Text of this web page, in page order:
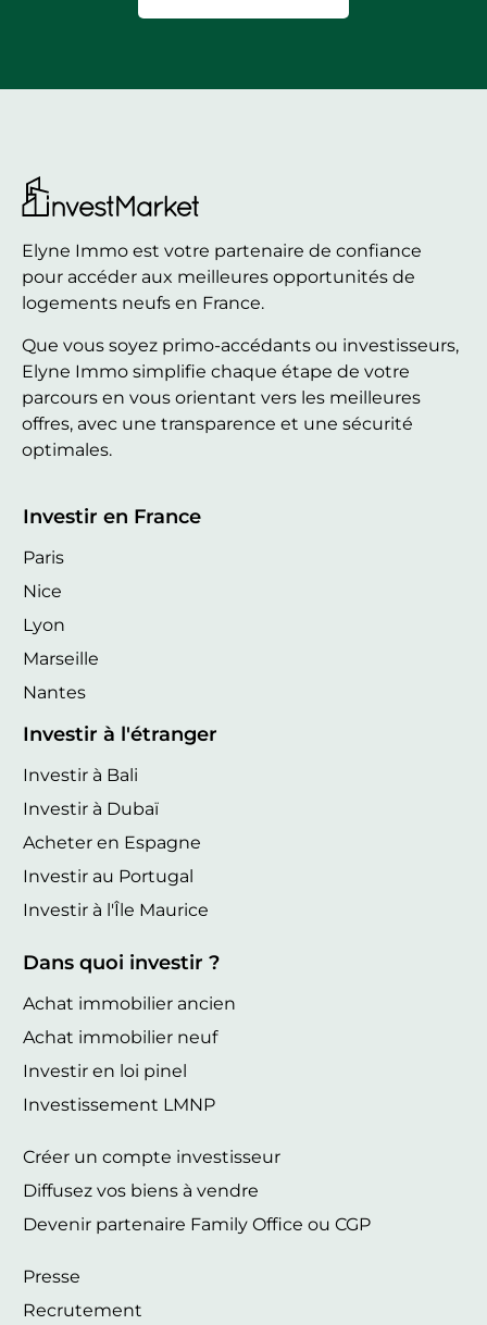
Elyne Immo est votre partenaire de confiance
pour accéder aux meilleures opportunités de
logements neufs en France.
Que vous soyez primo-accédants ou investisseurs,
Elyne Immo simplifie chaque étape de votre
parcours en vous orientant vers les meilleures
offres, avec une transparence et une sécurité
optimales.
Investir en France
Paris
Nice
Lyon
Marseille
Nantes
Investir à l'étranger
Investir à Bali
Investir à Dubaï
Acheter en Espagne
Investir au Portugal
Investir à l'Île Maurice
Dans quoi investir ?
Achat immobilier ancien
Achat immobilier neuf
Investir en loi pinel
Investissement LMNP
Créer un compte investisseur
Diffusez vos biens à vendre
Devenir partenaire Family Office ou CGP
Presse
Recrutement